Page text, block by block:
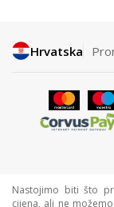
Hrvatska
Nastojimo biti što
cijena, ali ne